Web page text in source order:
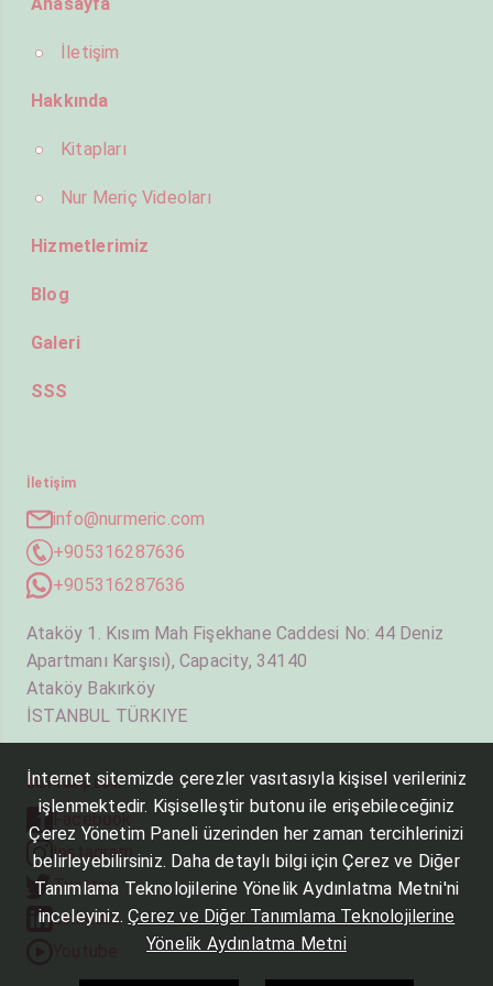
İletişim
Hakkında
Kitapları
Nur Meriç Videoları
Hizmetlerimiz
Blog
Galeri
SSS
İletişim
info@nurmeric.com
+905316287636
+905316287636
Ataköy 1. Kısım Mah Fişekhane Caddesi No: 44 Deniz
Apartmanı Karşısı), Capacity, 34140
Ataköy Bakırköy
İSTANBUL TÜRKIYE
Bizi Takip Edin
Facebook
Instagram
Twitter
Linkedin
İnternet sitemizde çerezler vasıtasıyla kişisel verileriniz
işlenmektedir. Kişiselleştir butonu ile erişebileceğiniz
Çerez Yönetim Paneli üzerinden her zaman tercihlerinizi
belirleyebilirsiniz. Daha detaylı bilgi için Çerez ve Diğer
Tanımlama Teknolojilerine Yönelik Aydınlatma Metni'ni
inceleyiniz.Çerez ve Diğer Tanımlama Teknolojilerine
Yönelik Aydınlatma Metni